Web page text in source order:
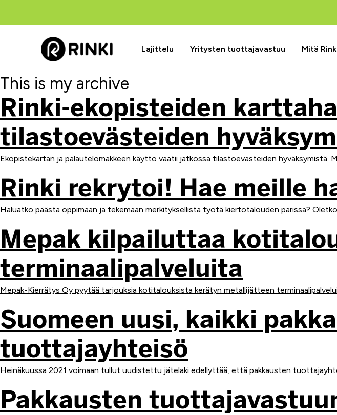
Lajittelu Yritysten tuottajavastuu Mitä
This is my archive
Rinki-ekopisteiden
tilastoevästeiden
Ekopistekartan ja palautelomakkeen käyttö vaatii jatkossa tilastoevästeiden hyväksymistä.
Rinki rekrytoi! Hae meille
Haluatko päästä oppimaan ja tekemään merkityksellistä työtä kiertotalouden parissa?
Mepak kilpailuttaa
terminaalipalveluita
Mepak-Kierrätys Oy pyytää tarjouksia kotitalouksista kerätyn metallijätteen
Suomeen uusi, kaikki
tuottajayhteisö
Heinäkuussa 2021 voimaan tullut uudistettu jätelaki edellyttää, että pakkausten
Pakkausten